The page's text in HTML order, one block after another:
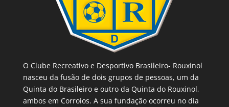
O Clube Recreativo e Desportivo Brasileiro- Rouxinol
nasceu da fusão de dois grupos de pessoas, um da
Quinta do Brasileiro e outro da Quinta do Rouxinol,
ambos em Corroios. A sua fundação ocorreu no dia